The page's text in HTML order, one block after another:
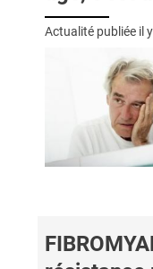
Actualité publiée il